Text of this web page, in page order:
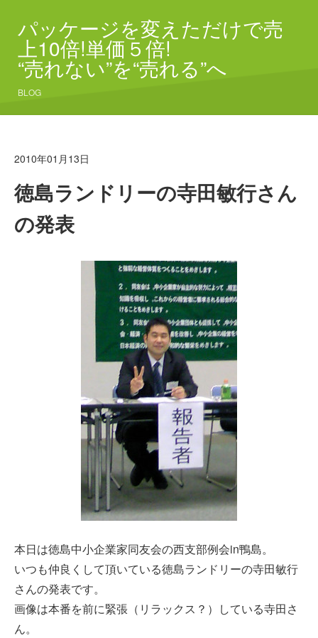
パッケージを変えただけで売
上10倍!単価５倍!
“売れない”を“売れる”へ
BLOG
2010年01月13日
徳島ランドリーの寺田敏行さん
の発表
本日は徳島中小企業家同友会の西支部例会in鴨島。
いつも仲良くして頂いている徳島ランドリーの寺田敏行
さんの発表です。
画像は本番を前に緊張（リラックス？）している寺田さ
ん。